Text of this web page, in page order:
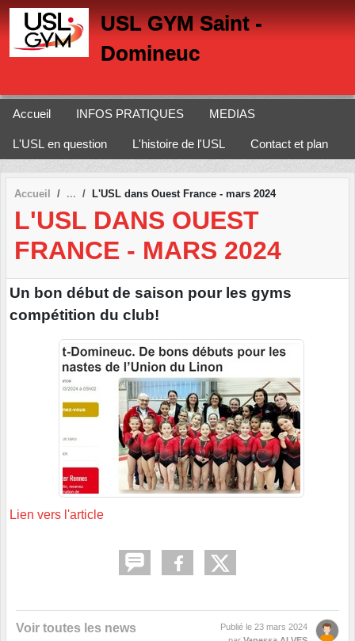
USL GYM Saint -
Domineuc
Accueil INFOS PRATIQUES MEDIAS
L'USL en question L'histoire de l'USL Contact et plan
Accueil L'USL dans Ouest France - mars 2024
L'USL DANS OUEST
FRANCE - MARS 2024
Un bon début de saison pour les gyms
compétition du club!
Lien vers l'article
Voir toutes les news Publié le 23 mars 2024
Panneau de gestion des cookies